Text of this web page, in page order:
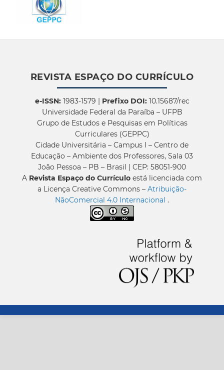
REVISTA ESPAÇO DO CURRÍCULO
e-ISSN:1983-1579 | Prefixo DOI:10.15687/rec
Universidade Federal da Paraíba – UFPB
Grupo de Estudos e Pesquisas em Políticas
Curriculares (GEPPC)
Cidade Universitária – Campus I – Centro de
Educação – Ambiente dos Professores, Sala 03
João Pessoa – PB – Brasil | CEP: 58051-900
A Revista Espaço do Currículo está licenciada com
a Licença Creative Commons – Atribuição-
NãoComercial 4.0 Internacional .